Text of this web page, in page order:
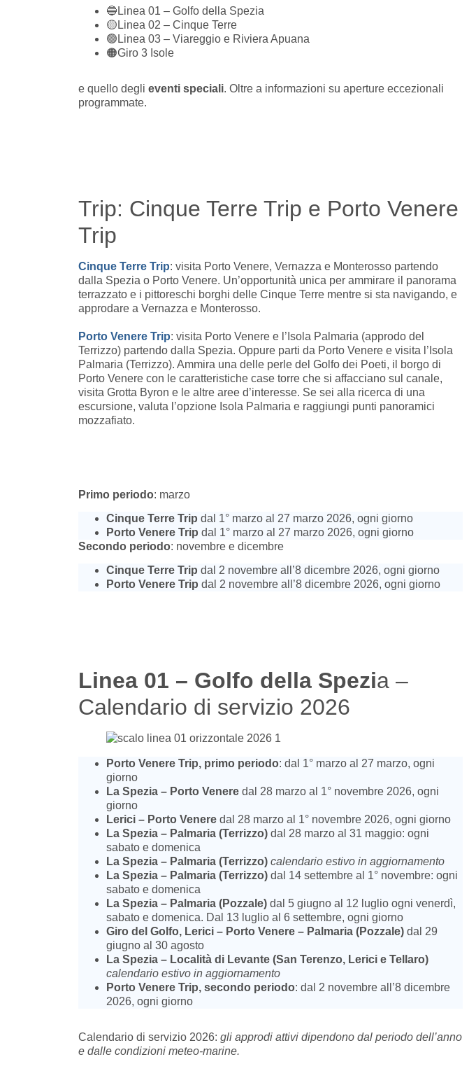
🔵Linea 01 – Golfo della Spezia
🟡Linea 02 – Cinque Terre
🟢Linea 03 – Viareggio e Riviera Apuana
🟠Giro 3 Isole
e quello degli eventi speciali. Oltre a informazioni su aperture eccezionali
programmate.
Trip: Cinque Terre Trip e Porto Venere
Trip
Cinque Terre Trip: visita Porto Venere, Vernazza e Monterosso partendo
dalla Spezia o Porto Venere. Un’opportunità unica per ammirare il panorama
terrazzato e i pittoreschi borghi delle Cinque Terre mentre si sta navigando, e
approdare a Vernazza e Monterosso.
Porto Venere Trip: visita Porto Venere e l’Isola Palmaria (approdo del
Terrizzo) partendo dalla Spezia. Oppure parti da Porto Venere e visita l’Isola
Palmaria (Terrizzo). Ammira una delle perle del Golfo dei Poeti, il borgo di
Porto Venere con le caratteristiche case torre che si affacciano sul canale,
visita Grotta Byron e le altre aree d’interesse. Se sei alla ricerca di una
escursione, valuta l’opzione Isola Palmaria e raggiungi punti panoramici
mozzafiato.
Primo periodo: marzo
Cinque Terre Trip dal 1° marzo al 27 marzo 2026, ogni giorno
Porto Venere Trip dal 1° marzo al 27 marzo 2026, ogni giorno
Secondo periodo: novembre e dicembre
Cinque Terre Trip dal 2 novembre all’8 dicembre 2026, ogni giorno
Porto Venere Trip dal 2 novembre all’8 dicembre 2026, ogni giorno
Linea 01 – Golfo della Spezia –
Calendario di servizio 2026
Porto Venere Trip, primo periodo: dal 1° marzo al 27 marzo, ogni
giorno
La Spezia – Porto Venere dal 28 marzo al 1° novembre 2026, ogni
giorno
Lerici – Porto Venere dal 28 marzo al 1° novembre 2026, ogni giorno
La Spezia – Palmaria (Terrizzo) dal 28 marzo al 31 maggio: ogni
sabato e domenica
La Spezia – Palmaria (Terrizzo) calendario estivo in aggiornamento
La Spezia – Palmaria (Terrizzo) dal 14 settembre al 1° novembre: ogni
sabato e domenica
La Spezia – Palmaria (Pozzale) dal 5 giugno al 12 luglio ogni venerdì,
sabato e domenica. Dal 13 luglio al 6 settembre, ogni giorno
Giro del Golfo, Lerici – Porto Venere – Palmaria (Pozzale) dal 29
giugno al 30 agosto
La Spezia – Località di Levante (San Terenzo, Lerici e Tellaro)
calendario estivo in aggiornamento
Porto Venere Trip, secondo periodo: dal 2 novembre all’8 dicembre
2026, ogni giorno
Calendario di servizio 2026: gli approdi attivi dipendono dal periodo dell’anno
e dalle condizioni meteo-marine.